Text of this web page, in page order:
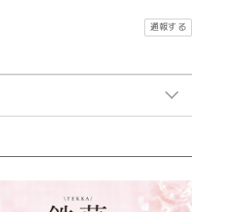
通報する